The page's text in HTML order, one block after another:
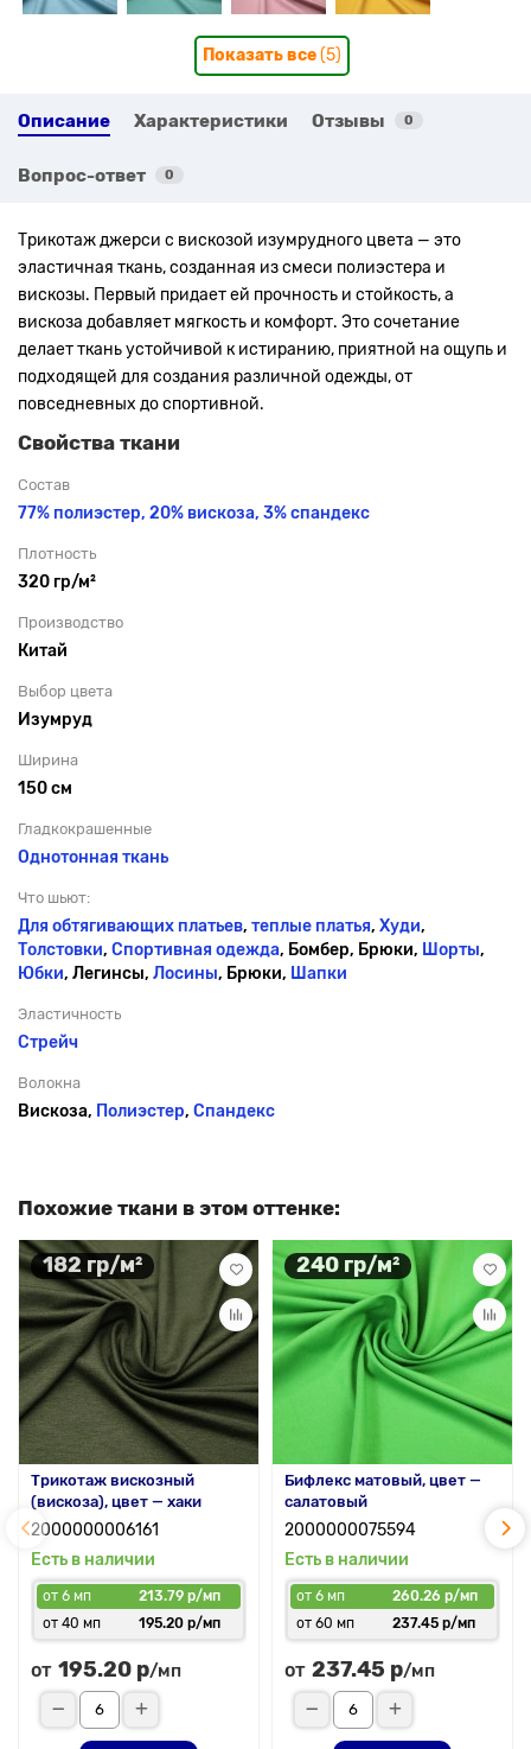
Показать все(5)
Описание Характеристики Отзывы 0
Вопрос-ответ 0
Трикотаж джерси с вискозой изумрудного цвета — это
эластичная ткань, созданная из смеси полиэстера и
вискозы. Первый придает ей прочность и стойкость, а
вискоза добавляет мягкость и комфорт. Это сочетание
делает ткань устойчивой к истиранию, приятной на ощупь и
подходящей для создания различной одежды, от
повседневных до спортивной.
Свойства ткани
Состав
77% полиэстер, 20% вискоза, 3% спандекс
Плотность
320 гр/м²
Производство
Китай
Выбор цвета
Изумруд
Ширина
150 см
Гладкокрашенные
Однотонная ткань
Что шьют:
Для обтягивающих платьев, теплые платья, Худи,
Толстовки, Спортивная одежда, Бомбер, Брюки, Шорты,
Юбки, Легинсы, Лосины, Брюки, Шапки
Эластичность
Стрейч
Волокна
Вискоза, Полиэстер, Спандекс
Похожие ткани в этом оттенке:
182 гр/м²
Трикотаж вискозный
(вискоза), цвет — хаки
2000000006161
Есть в наличии
от 6 мп
213.79 р/мп
от 40 мп
195.20 р/мп
от 195.20 р/мп
240 гр/м²
Бифлекс матовый, цвет —
салатовый
2000000075594
Есть в наличии
от 6 мп
260.26 р/мп
от 60 мп
237.45 р/мп
от 237.45 р/мп